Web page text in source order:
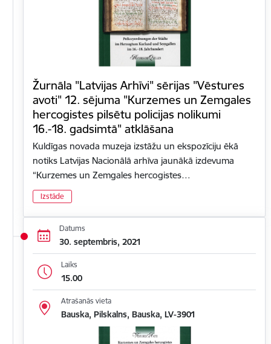
Žurnāla "Latvijas Arhīvi" sērijas "Vēstures
avoti" 12. sējuma "Kurzemes un Zemgales
hercogistes pilsētu policijas nolikumi
16.-18. gadsimtā" atklāšana
Kuldīgas novada muzeja izstāžu un ekspozīciju ēkā
notiks Latvijas Nacionālā arhīva jaunākā izdevuma
“Kurzemes un Zemgales hercogistes…
Izstāde
Datums
30. septembris, 2021
Laiks
15.00
Atrašanās vieta
Bauska, Pilskalns, Bauska, LV-3901